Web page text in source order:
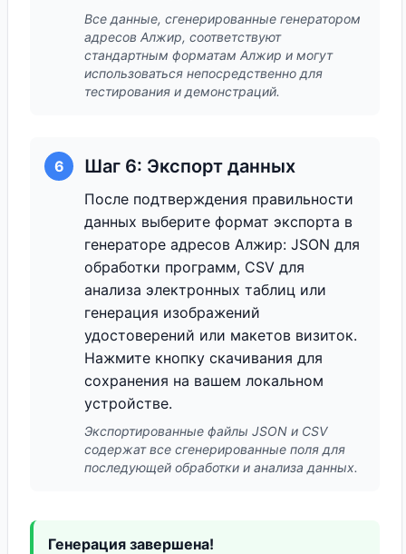
Все данные, сгенерированные генератором
адресов Алжир, соответствуют
стандартным форматам Алжир и могут
использоваться непосредственно для
тестирования и демонстраций.
6 Шаг 6: Экспорт данных
После подтверждения правильности
данных выберите формат экспорта в
генераторе адресов Алжир: JSON для
обработки программ, CSV для
анализа электронных таблиц или
генерация изображений
удостоверений или макетов визиток.
Нажмите кнопку скачивания для
сохранения на вашем локальном
устройстве.
Экспортированные файлы JSON и CSV
содержат все сгенерированные поля для
последующей обработки и анализа данных.
Генерация завершена!